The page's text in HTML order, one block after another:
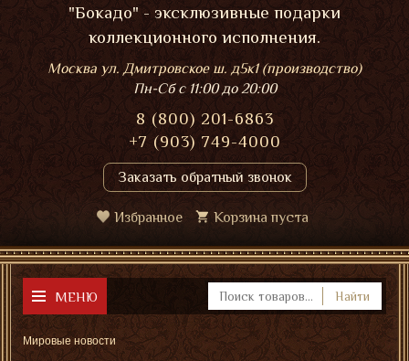
"Бокадо" - эксклюзивные подарки
коллекционного исполнения.
Москва ул. Дмитровское ш. д5к1 (производство)
Пн-Сбс 11:00 до 20:00
8 (800) 201-6863
+7 (903) 749-4000
Заказать обратный звонок
Избранное Корзина пуста
МЕНЮ Найти
Мировые новости